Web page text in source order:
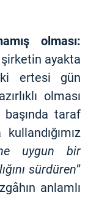
olması:
ayakta
ertesi gün
olması
taraf
uygun bir
sürdüren”
anlamlı